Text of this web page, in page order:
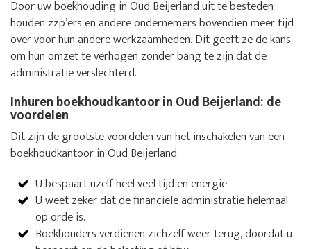
Door uw boekhouding in Oud Beijerland uit te besteden
houden zzp’ers en andere ondernemers bovendien meer tijd
over voor hun andere werkzaamheden. Dit geeft ze de kans
om hun omzet te verhogen zonder bang te zijn dat de
administratie verslechterd.
Inhuren boekhoudkantoor in Oud Beijerland: de
voordelen
Dit zijn de grootste voordelen van het inschakelen van een
boekhoudkantoor in Oud Beijerland:
U bespaart uzelf heel veel tijd en energie
U weet zeker dat de financiële administratie helemaal
op orde is.
Boekhouders verdienen zichzelf weer terug, doordat u